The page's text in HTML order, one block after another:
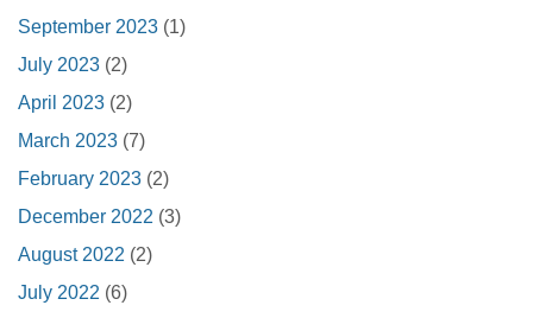
September 2023 (1)
July 2023 (2)
April 2023 (2)
March 2023 (7)
February 2023 (2)
December 2022 (3)
August 2022 (2)
July 2022 (6)